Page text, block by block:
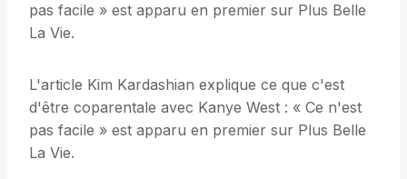
pas facile » est apparu en premier sur Plus Belle
La Vie.
L'article Kim Kardashian explique ce que c'est
d'être coparentale avec Kanye West : « Ce n'est
pas facile » est apparu en premier sur Plus Belle
La Vie.